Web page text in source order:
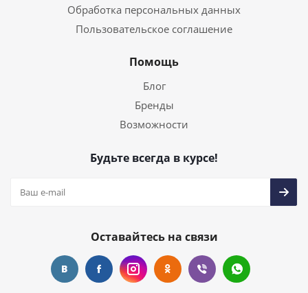
Обработка персональных данных
Пользовательское соглашение
Помощь
Блог
Бренды
Возможности
Будьте всегда в курсе!
Оставайтесь на связи